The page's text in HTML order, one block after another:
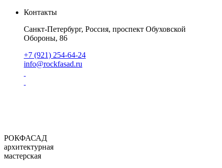
Контакты
Санкт-Петербург, Россия, проспект Обуховской
Обороны, 86
+7 (921) 254-64-24
info@rockfasad.ru
РОКФАСАД
архитектурная
мастерская